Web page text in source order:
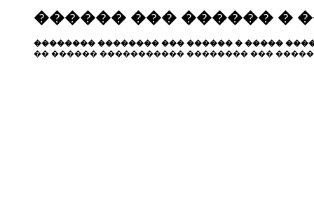
������ ��� ������ �
�������� �������� ��� ������ � �����
�� ������ ����������� �������� ���